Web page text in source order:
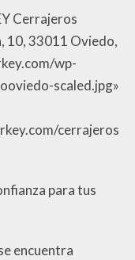
Cerrajeros
10, 33011 Oviedo,
wp-
scaled.jpg»
cerrajeros
para tus
encuentra